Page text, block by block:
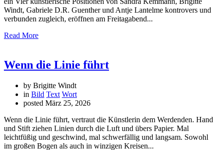
Windt, Gabriele D.R. Guenther und Antje Lantelme kontrovers und
verbunden zugleich, eröffnen am Freitagabend...
Read More
Wenn die Linie führt
by Brigitte Windt
in Bild Text Wort
posted März 25, 2026
Wenn die Linie führt, vertraut die Künstlerin dem Werdenden. Hand
und Stift ziehen Linien durch die Luft und übers Papier. Mal
leichtfüßig und geschwind, mal schwerfällig und langsam. Sowohl
im großen Bogen als auch in winzigen Kreisen...